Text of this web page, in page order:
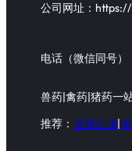
公司网址：
电话（微信同号）
兽药|禽药|猪药一
推荐： 金牌优克